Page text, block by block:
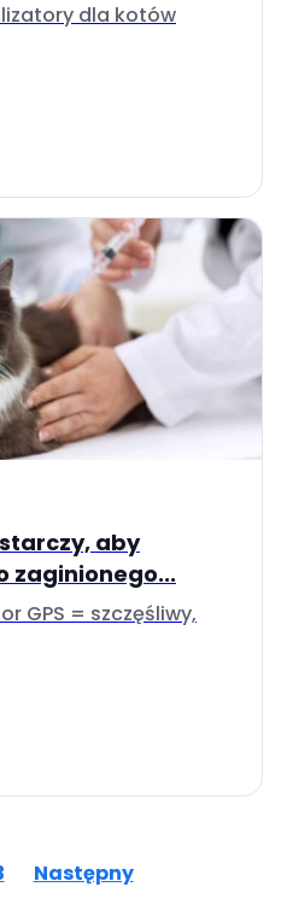
dla kotów
aby
zaginionego...
GPS = szczęśliwy,
Następny